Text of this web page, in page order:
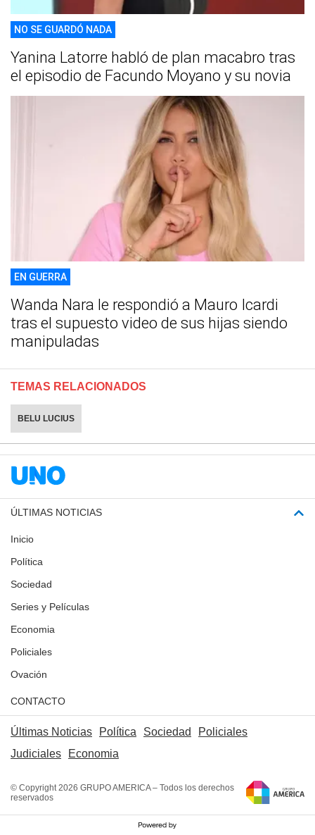
NO SE GUARDÓ NADA
Yanina Latorre habló de plan macabro tras
el episodio de Facundo Moyano y su novia
EN GUERRA
Wanda Nara le respondió a Mauro Icardi
tras el supuesto video de sus hijas siendo
manipuladas
TEMAS RELACIONADOS
BELU LUCIUS
ÚLTIMAS NOTICIAS
Inicio
Política
Sociedad
Series y Películas
Economia
Policiales
Ovación
CONTACTO
Últimas Noticias Política Sociedad
Policiales
Judiciales
Economia
© Copyright 2026 GRUPO AMERICA – Todos los derechos
reservados